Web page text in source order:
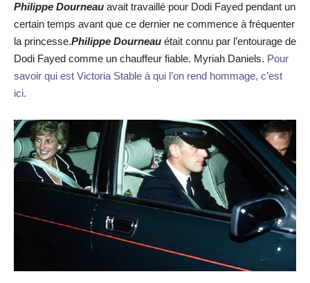
Philippe Dourneau avait travaillé pour Dodi Fayed pendant un
certain temps avant que ce dernier ne commence à fréquenter
la princesse.Philippe Dourneau était connu par l’entourage de
Dodi Fayed comme un chauffeur fiable. Myriah Daniels. Pour
savoir qui est Victoria Stable à qui l’on rend hommage, c’est
ici.